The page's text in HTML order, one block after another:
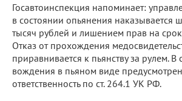
Госавтоинспекция напоминает:
в состоянии опьянения наказывается
тысяч рублей и лишением прав на
Отказ от прохождения
приравнивается к пьянству за рулем. В
вождения в пьяном виде
ответственность по ст. 264.1 УК РФ.